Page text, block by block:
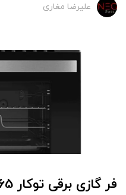
علیرضا مغاری
فر گازی برقی توکار DF 665 داتیس